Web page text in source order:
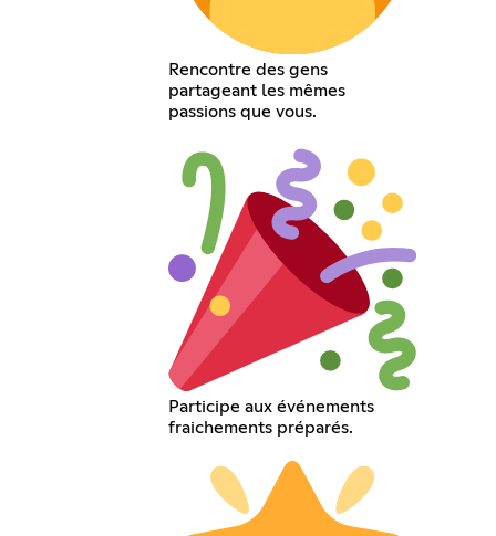
Rencontre des gens
partageant les mêmes
passions que vous.
Participe aux événements
fraichements préparés.